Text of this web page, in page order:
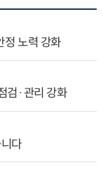
정 노력 강화
검·관리 강화
다